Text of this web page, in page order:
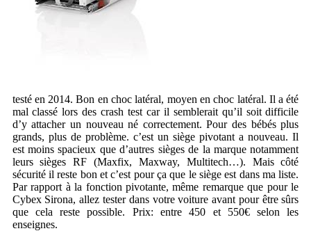
testé en 2014. Bon en choc latéral, moyen en choc latéral. Il a été
mal classé lors des crash test car il semblerait qu’il soit difficile
d’y attacher un nouveau né correctement. Pour des bébés plus
grands, plus de problème. c’est un siège pivotant a nouveau. Il
est moins spacieux que d’autres sièges de la marque notamment
leurs sièges RF (Maxfix, Maxway, Multitech…). Mais côté
sécurité il reste bon et c’est pour ça que le siège est dans ma liste.
Par rapport à la fonction pivotante, même remarque que pour le
Cybex Sirona, allez tester dans votre voiture avant pour être sûrs
que cela reste possible. Prix: entre 450 et 550€ selon les
enseignes.